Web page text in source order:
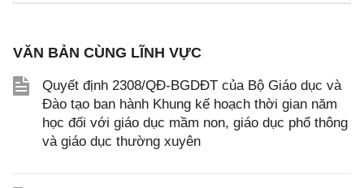
VĂN BẢN CÙNG LĨNH VỰC
Quyết định 2308/QĐ-BGDĐT của Bộ Giáo dục và
Đào tạo ban hành Khung kế hoạch thời gian năm
học đối với giáo dục mầm non, giáo dục phổ thông
và giáo dục thường xuyên